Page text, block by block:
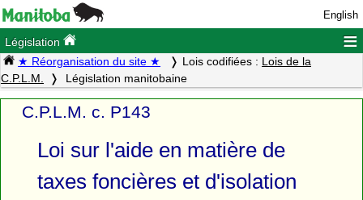
English
Législation ≡
★ Réorganisation du site ★ Lois codifiées : Lois de la
C.P.L.M.
Législation manitobaine
C.P.L.M. c. P143
Loi sur l'aide en matière de
taxes foncières et d'isolation